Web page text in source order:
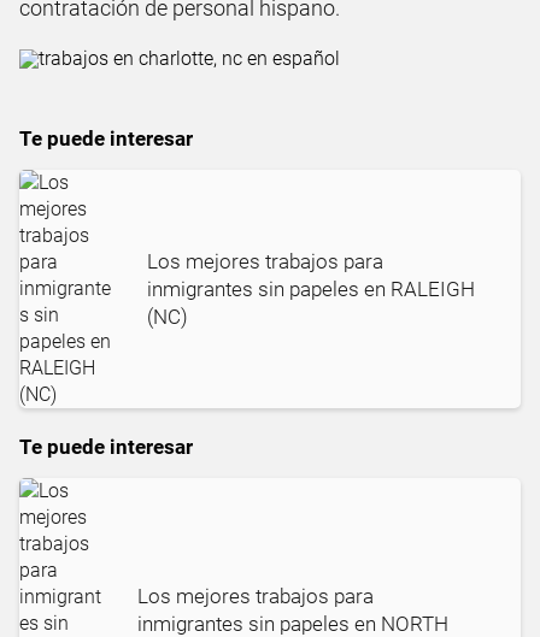
contratación de personal hispano.
Te puede interesar
Los mejores trabajos para
inmigrantes sin papeles en RALEIGH
(NC)
Te puede interesar
Los mejores trabajos para
inmigrantes sin papeles en NORTH